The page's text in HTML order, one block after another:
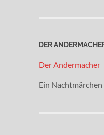
DER
Der Andermacher
Ein